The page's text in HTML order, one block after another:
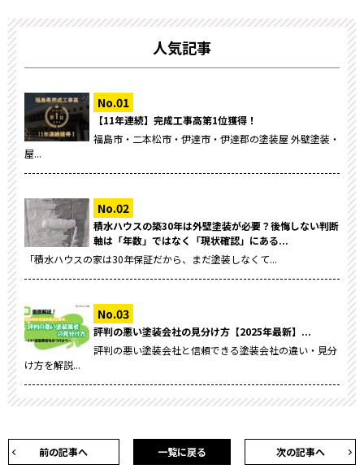
人気記事
【11年連続】完成工事高第1位獲得！
福島市・二本松市・伊達市・伊達郡の塗装屋 外壁塗装・
屋...
積水ハウスの築30年は外壁塗装が必要？後悔しない判断
軸は「年数」ではなく「現状確認」にある...
「積水ハウスの家は30年保証だから、まだ塗装しなくて...
評判の悪い塗装会社の見分け方【2025年最新】...
評判の悪い塗装会社と信頼できる塗装会社の違い・見分
け方を解説...
前の記事へ 次の記事へ
一覧に戻る